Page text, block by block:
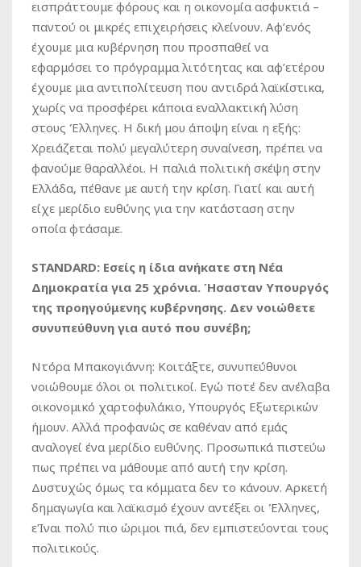
εισπράττουμε φόρους και η οικονομία ασφυκτιά –
παντού οι μικρές επιχειρήσεις κλείνουν. Αφ’ενός
έχουμε μια κυβέρνηση που προσπαθεί να
εφαρμόσει το πρόγραμμα λιτότητας και αφ’ετέρου
έχουμε μια αντιπολίτευση που αντιδρά λαϊκίστικα,
χωρίς να προσφέρει κάποια εναλλακτική λύση
στους Έλληνες. Η δική μου άποψη είναι η εξής:
Χρειάζεται πολύ μεγαλύτερη συναίνεση, πρέπει να
φανούμε θαραλλέοι. Η παλιά πολιτική σκέψη στην
Ελλάδα, πέθανε με αυτή την κρίση. Γιατί και αυτή
είχε μερίδιο ευθύνης για την κατάσταση στην
οποία φτάσαμε.
STANDARD: Εσείς η ίδια ανήκατε στη Νέα
Δημοκρατία για 25 χρόνια. Ήσασταν Υπουργός
της προηγούμενης κυβέρνησης. Δεν νοιώθετε
συνυπεύθυνη για αυτό που συνέβη;
Ντόρα Μπακογιάννη: Κοιτάξτε, συνυπεύθυνοι
νοιώθουμε όλοι οι πολιτικοί. Εγώ ποτέ δεν ανέλαβα
οικονομικό χαρτοφυλάκιο, Υπουργός Εξωτερικών
ήμουν. Αλλά προφανώς σε καθέναν από εμάς
αναλογεί ένα μερίδιο ευθύνης. Προσωπικά πιστεύω
πως πρέπει να μάθουμε από αυτή την κρίση.
Δυστυχώς όμως τα κόμματα δεν το κάνουν. Αρκετή
δημαγωγία και λαϊκισμό έχουν αντέξει οι Έλληνες,
εΊναι πολύ πιο ώριμοι πιά, δεν εμπιστεύονται τους
πολιτικούς.